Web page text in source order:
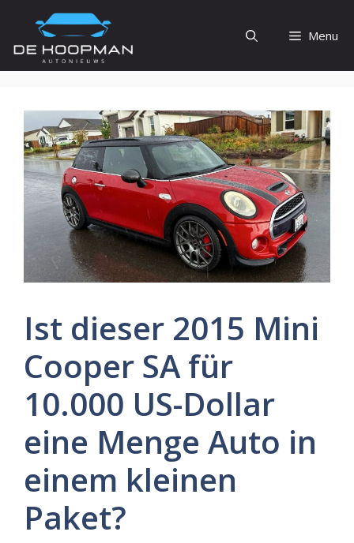
de
inhoud
Menu
Ist dieser 2015 Mini
Cooper SA für
10.000 US-Dollar
eine Menge Auto in
einem kleinen
Paket?